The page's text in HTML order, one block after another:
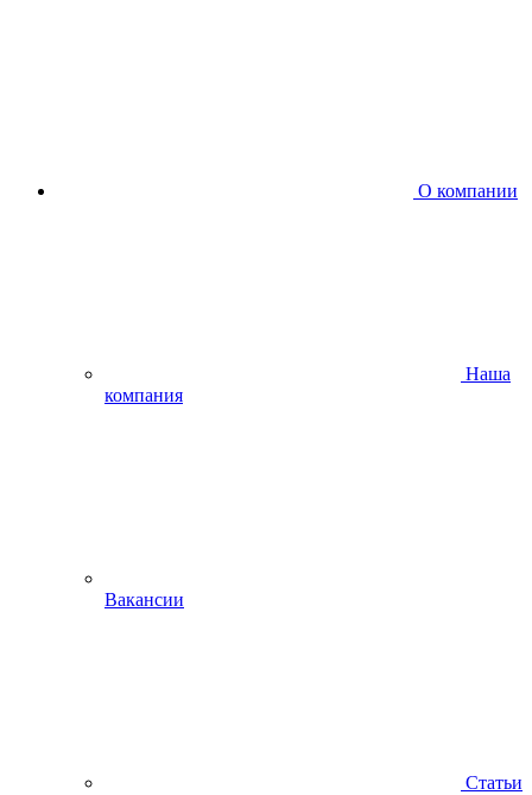
О компании
Наша
компания
Вакансии
Статьи